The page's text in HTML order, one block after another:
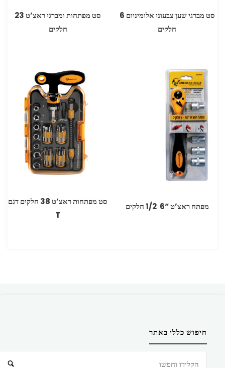
סט מברגי שען צבעוני אלומיניום 6
חלקים
סט מפתחות ומברגי ראצ’ט 23
חלקים
מפתח ראצ’ט “6 ‏ 1/2 חלקים
סט מפתחות ראצ’ט 38 חלקים דגם
T
חיפוש כללי באתר